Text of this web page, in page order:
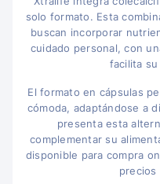
solo formato. Esta
buscan incorporar
cuidado personal, con
facilita
El formato en cápsulas
cómoda, adaptándose a
presenta esta
complementar su
disponible para compra
precios